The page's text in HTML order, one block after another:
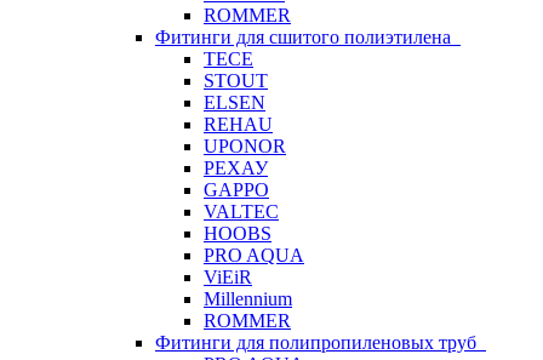
ROMMER
Фитинги для сшитого полиэтилена
TECE
STOUT
ELSEN
REHAU
UPONOR
РЕХАУ
GAPPO
VALTEC
HOOBS
PRO AQUA
ViEiR
Millennium
ROMMER
Фитинги для полипропиленовых труб